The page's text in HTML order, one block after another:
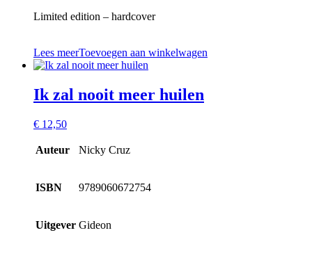
Limited edition – hardcover
Lees meerToevoegen aan winkelwagen
Ik zal nooit meer huilen
€ 12,50
Auteur Nicky Cruz
ISBN 9789060672754
Uitgever Gideon